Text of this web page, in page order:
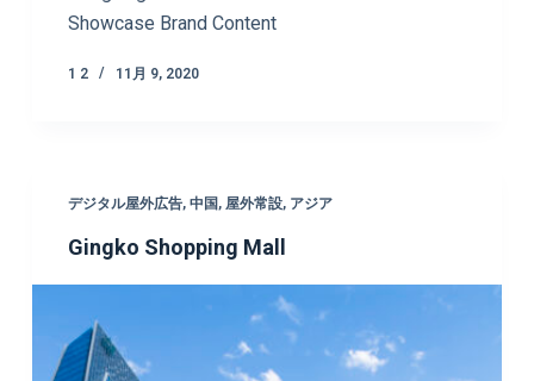
Showcase Brand Content
1 2 11月 9, 2020
デジタル屋外広告, 中国 , 屋外常設, アジア
Gingko Shopping Mall